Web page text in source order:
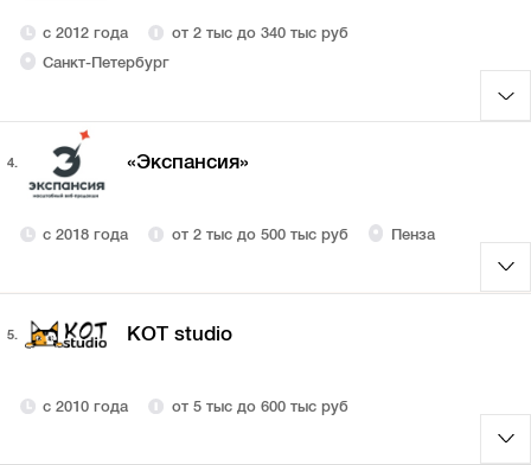
с 2012 года
от 2 тыс до 340 тыс руб
Санкт-Петербург
4. «Экспансия»
с 2018 года от 2 тыс до 500 тыс руб Пенза
5. KOT studio
с 2010 года от 5 тыс до 600 тыс руб